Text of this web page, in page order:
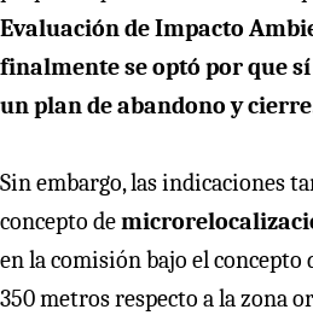
Evaluación de Impacto
finalmente se optó por que
un plan de abandono y
Sin embargo, las indicaciones
concepto de
en la comisión bajo el concepto
350 metros respecto a la zona